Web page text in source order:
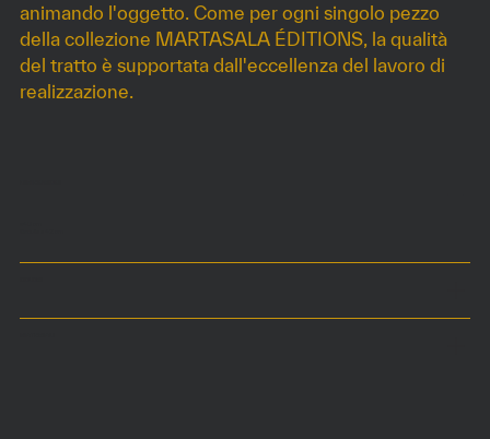
animando l'oggetto. Come per ogni singolo pezzo
della collezione MARTASALA ÉDITIONS, la qualità
del tratto è supportata dall'eccellenza del lavoro di
realizzazione.